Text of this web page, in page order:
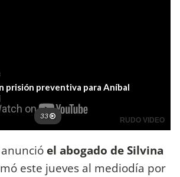
el abogado de Silvina
este jueves al mediodía por